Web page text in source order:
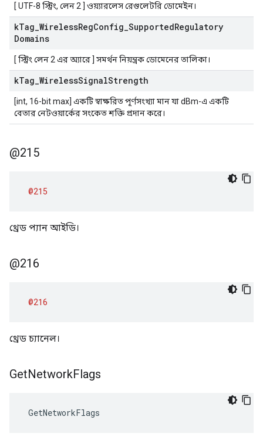
[ UTF-8 স্ট্রিং, লেন 2 ] ওয়্যারলেস রেগুলেটরি ডোমেইন।
kTag WirelessRegConfig SupportedRegulatory
Domains
[ স্ট্রিং লেন 2 এর অ্যারে ] সমর্থন নিয়ন্ত্রক ডোমেনের তালিকা।
kTag WirelessSignalStrength
[int, 16-bit max] একটি স্বাক্ষরিত পূর্ণসংখ্যা মান যা dBm-এ একটি
বেতার নেটওয়ার্কের সংকেত শক্তি প্রদান করে।
@215
@215
থ্রেড প্যান আইডি।
@216
@216
থ্রেড চ্যানেল।
GetNetworkFlags
GetNetworkFlags